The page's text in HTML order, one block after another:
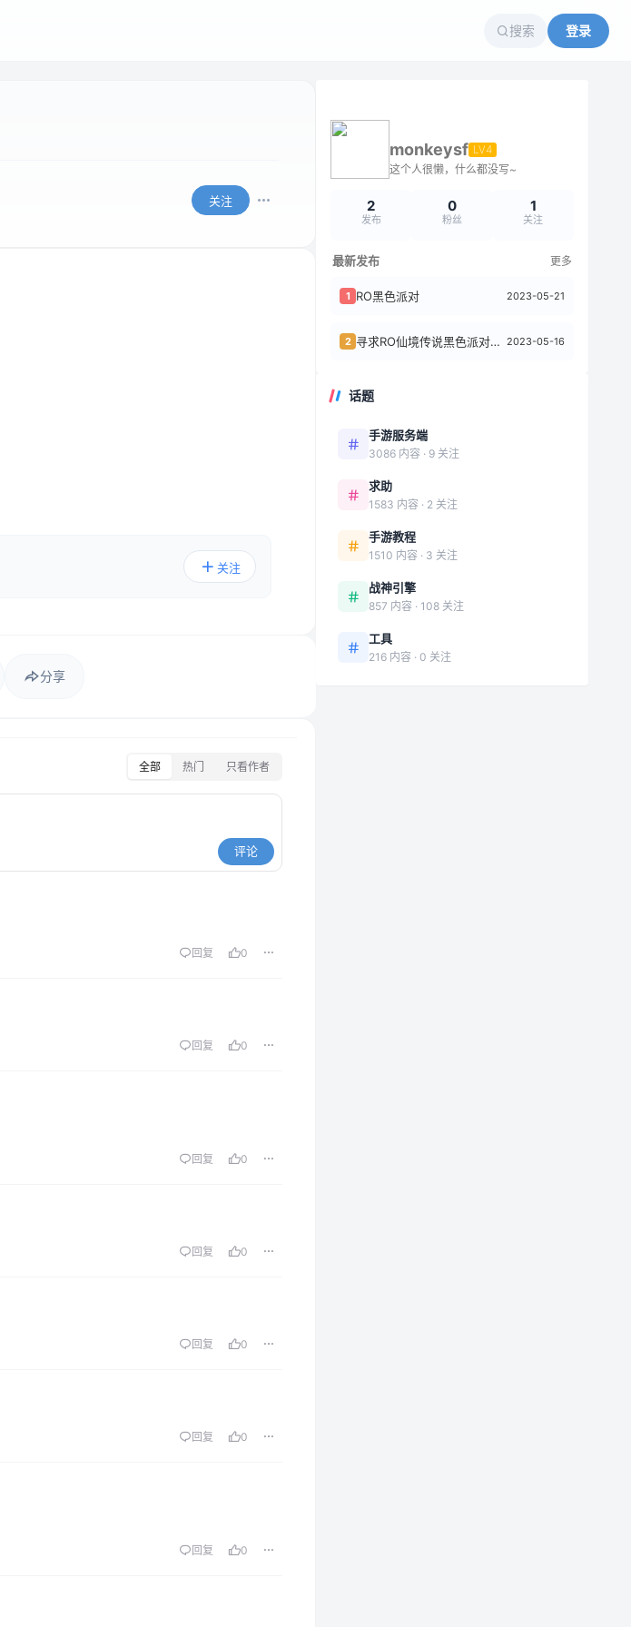
搜索 登录
关注
关注
分享
全部 热门 只看作者
评论
回复 0
回复 0
回复 0
回复 0
回复 0
回复 0
回复 0
monkeysf LV4
这个人很懒，什么都没写~
2
发布
0
粉丝
1
关注
最新发布 更多
1 RO黑色派对 2023-05-21
2 寻求RO仙境传说黑色派对发送道具的问题 2023-05-16
话题
手游服务端
3086 内容 · 9 关注
求助
1583 内容 · 2 关注
手游教程
1510 内容 · 3 关注
战神引擎
857 内容 · 108 关注
工具
216 内容 · 0 关注